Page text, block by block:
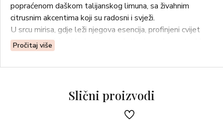
popraćenom daškom talijanskog limuna, sa živahnim
citrusnim akcentima koji su radosni i svježi.
U srcu mirisa, gdje leži njegova esencija, profinjeni cvijet
karanfila dodaje skladne tople, slatke i ugodne note. Uz
nju, poezija ruže Centifolia, s mednim nijansama, odiše
bojom i dubokim šarmom. Cijelu kompoziciju prožima čista
modernu lakoću mirisu, meku i blago voćnu, koja nas prati
U bazi Virginia cedrovina daje intenzitet i postojanost, dok
Pročitaj više
Slični proizvodi